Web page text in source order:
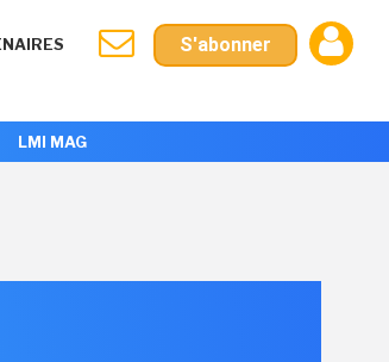
S'abonner
LMI MAG